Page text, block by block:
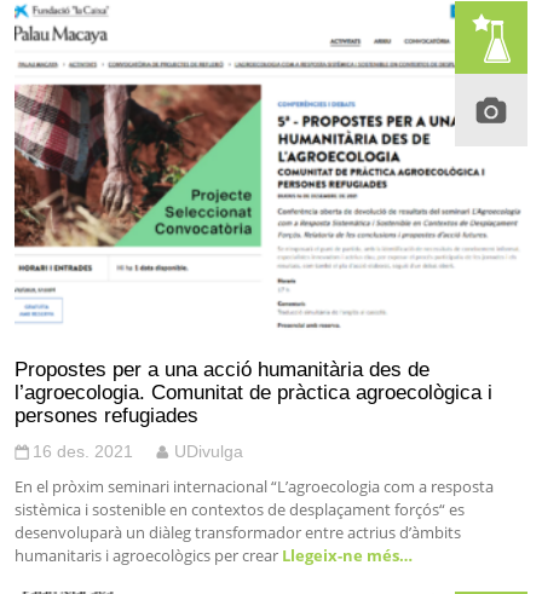
Propostes per a una acció humanitària des de
l’agroecologia. Comunitat de pràctica agroecològica i
persones refugiades
16 des. 2021 UDivulga
En el pròxim seminari internacional “L’agroecologia com a resposta
sistèmica i sostenible en contextos de desplaçament forçós“ es
desenvoluparà un diàleg transformador entre actrius d’àmbits
humanitaris i agroecològics per crear Llegeix-ne més…